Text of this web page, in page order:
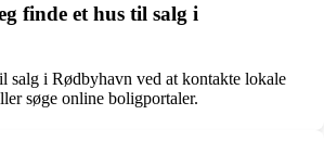
finde et hus til salg i
salg i Rødbyhavn ved at kontakte lokale
søge online boligportaler.